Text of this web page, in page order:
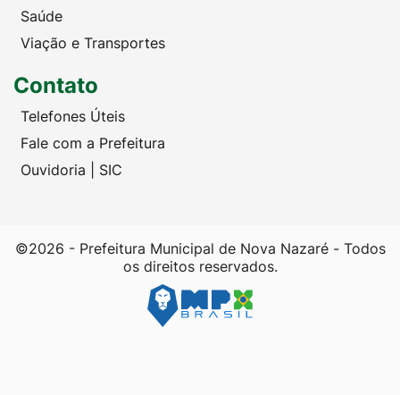
Saúde
Viação e Transportes
Contato
Telefones Úteis
Fale com a Prefeitura
Ouvidoria | SIC
©2026 - Prefeitura Municipal de Nova Nazaré - Todos
os direitos reservados.